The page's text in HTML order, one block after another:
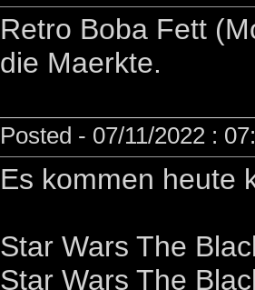
Retro Boba Fett
die Maerkte.
Posted - 07/11/2022 :
Es kommen heute
Star Wars The
Star Wars The